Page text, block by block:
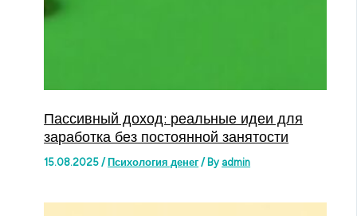
Пассивный доход: реальные идеи для
заработка без постоянной занятости
15.08.2025/ Психология денег / By admin